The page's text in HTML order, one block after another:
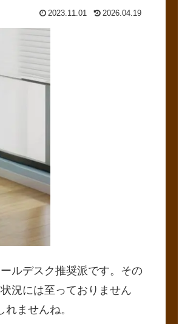
2023.11.01 2026.04.19
ルデスク推奨派です。その
況には至っておりません
ませんね。